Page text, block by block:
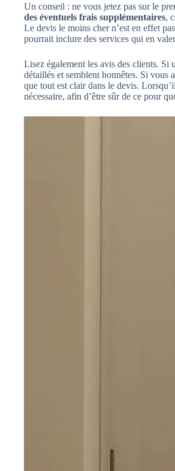
Un conseil : ne vous jetez pas sur le
des éventuels frais supplémentaires,
Le devis le moins cher n’est en effet
pourrait inclure des services qui en
Lisez également les avis des clients. Si
détaillés et semblent honnêtes. Si vous
que tout est clair dans le devis.
nécessaire, afin d’être sûr de ce pour